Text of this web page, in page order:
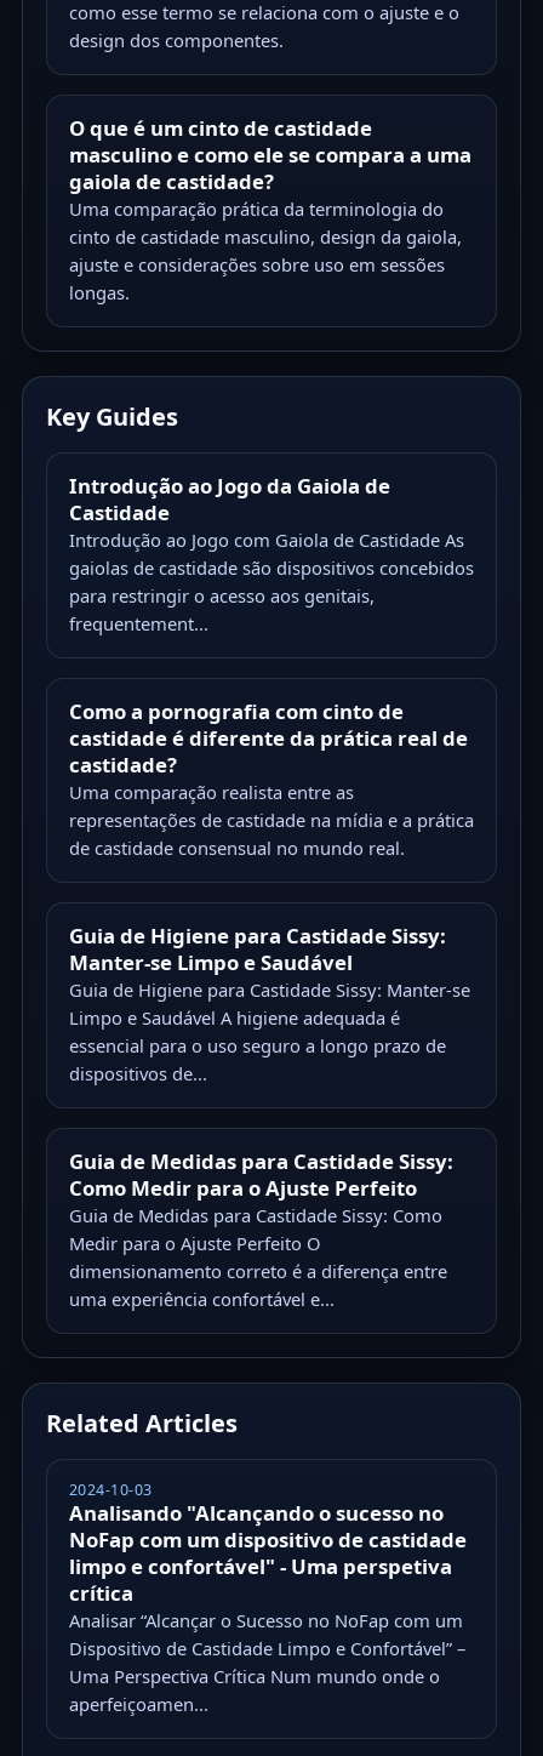
como esse termo se relaciona com o ajuste e o
design dos componentes.
O que é um cinto de castidade
masculino e como ele se compara a uma
gaiola de castidade?
Uma comparação prática da terminologia do
cinto de castidade masculino, design da gaiola,
ajuste e considerações sobre uso em sessões
longas.
Key Guides
Introdução ao Jogo da Gaiola de
Castidade
Introdução ao Jogo com Gaiola de Castidade As
gaiolas de castidade são dispositivos concebidos
para restringir o acesso aos genitais,
frequentement...
Como a pornografia com cinto de
castidade é diferente da prática real de
castidade?
Uma comparação realista entre as
representações de castidade na mídia e a prática
de castidade consensual no mundo real.
Guia de Higiene para Castidade Sissy:
Manter-se Limpo e Saudável
Guia de Higiene para Castidade Sissy: Manter-se
Limpo e Saudável A higiene adequada é
essencial para o uso seguro a longo prazo de
dispositivos de...
Guia de Medidas para Castidade Sissy:
Como Medir para o Ajuste Perfeito
Guia de Medidas para Castidade Sissy: Como
Medir para o Ajuste Perfeito O
dimensionamento correto é a diferença entre
uma experiência confortável e...
Related Articles
2024-10-03
Analisando "Alcançando o sucesso no
NoFap com um dispositivo de castidade
limpo e confortável" - Uma perspetiva
crítica
Analisar “Alcançar o Sucesso no NoFap com um
Dispositivo de Castidade Limpo e Confortável” –
Uma Perspectiva Crítica Num mundo onde o
aperfeiçoamen...